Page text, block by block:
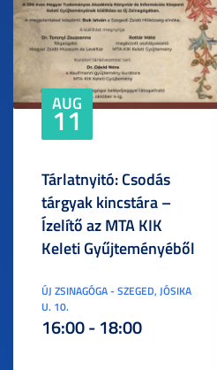
AUG
11
Tárlatnyitó: Csodás
tárgyak kincstára –
Ízelítő az MTA KIK
Keleti Gyűjteményéből
ÚJ ZSINAGÓGA - SZEGED, JÓSIKA
U. 10.
16:00 - 18:00